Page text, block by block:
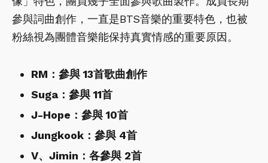
參與詞曲創作，一直是BTS音樂的重要特色，也被
粉絲視為團體音樂能保持真實情感的重要原因。
RM：參與 13首歌曲創作
Suga：參與 11首
J-Hope：參與 10首
Jungkook：參與 4首
V、Jimin：各參與 2首